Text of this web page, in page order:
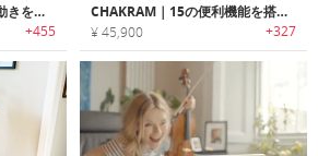
姿勢改善・サーフィンの動きをシミュレーションするスタンディングデスク用ボード
+455
CHAKRAM｜15の便利機能を搭載した電動昇降スタンディングデスク「チャクラム」
¥ 45,900 +327